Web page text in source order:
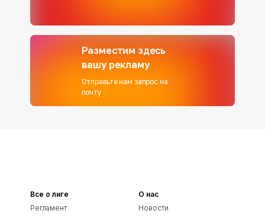
Разместим здесь
вашу рекламу
Отправьте нам запрос на
почту
Все о лиге
Регламент
О нас
Новости